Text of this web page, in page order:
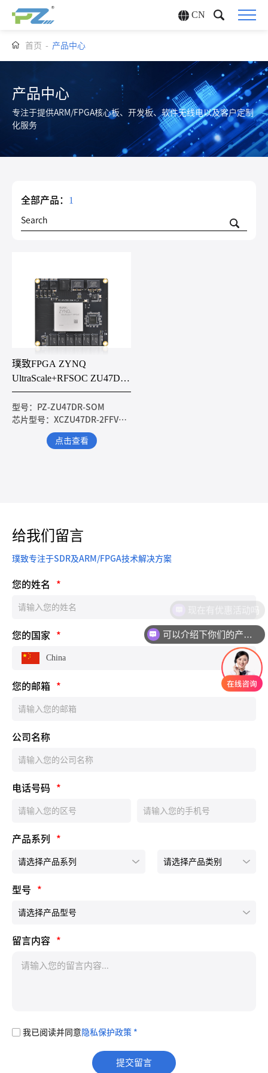
CN
首页 - 产品中心
产品中心
专注于提供ARM/FPGA核心板、开发板、软件无线电以及客户定制
化服务
全部产品： 1
璞致FPGA ZYNQ
UltraScale+RFSOC ZU47DR
核心板
型号：PZ-ZU47DR-SOM
芯片型号：XCZU47DR-2FFVE1156I
点击查看
给我们留言
璞致专注于SDR及ARM/FPGA技术解决方案
您的姓名 *
您的国家 *
China
您的邮箱 *
公司名称
电话号码 *
产品系列 *
型号 *
留言内容 *
我已阅读并同意 隐私保护政策 *